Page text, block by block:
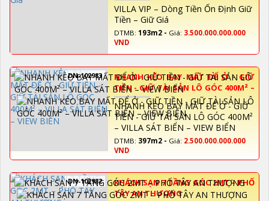
VILLA VIP – Dòng Tiền Ổn Định Giữ
Tiền – Giữ Giá
DTMB: 193m2 - Giá: 3.500.000.000.000
VND
DN-102983
NHANH KẺO BAY MẤT ĐỂ Ở - GIỮ
TIỀN - GIỮ TÀI SẢN LÔ GÓC 400M² –
VILLA SÁT BIỂN – VIEW BIỂN
NHANH KẺO BAY MẤT ĐỂ Ở - GIỮ
TIỀN - GIỮ TÀI SẢN LÔ GÓC 400M²
– VILLA SÁT BIỂN – VIEW BIỂN
DTMB: 397m2 - Giá: 2.500.000.000.000
VND
DN-102982
KHÁCH SẠN 7 TẦNG GÓC 2MT – PHỐ
TÂY AN THƯỢNG